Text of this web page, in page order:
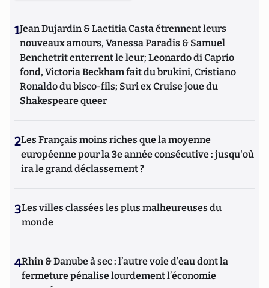
1Jean Dujardin & Laetitia Casta étrennent leurs
nouveaux amours, Vanessa Paradis & Samuel
Benchetrit enterrent le leur; Leonardo di Caprio
fond, Victoria Beckham fait du brukini, Cristiano
Ronaldo du bisco-fils; Suri ex Cruise joue du
Shakespeare queer
2Les Français moins riches que la moyenne
européenne pour la 3e année consécutive : jusqu'où
ira le grand déclassement ?
3Les villes classées les plus malheureuses du
monde
4Rhin & Danube à sec : l’autre voie d’eau dont la
fermeture pénalise lourdement l’économie